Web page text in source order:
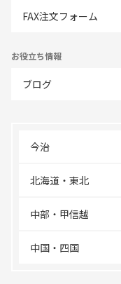
FAX注文フォーム
お役立ち情報
ブログ
今治
北海道・東北
中部・甲信越
中国・四国